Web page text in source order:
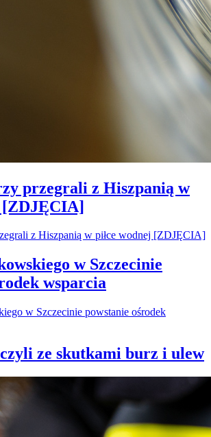
przegrali z Hiszpanią w
[ZDJĘCIA]
w Szczecinie
wsparcia
ze skutkami burz i ulew